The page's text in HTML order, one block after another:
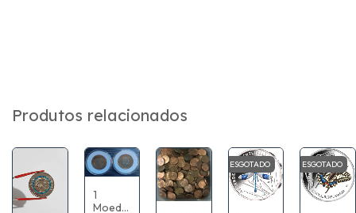
Produtos relacionados
1
Moeda
ESGOTADO ESGOTADO